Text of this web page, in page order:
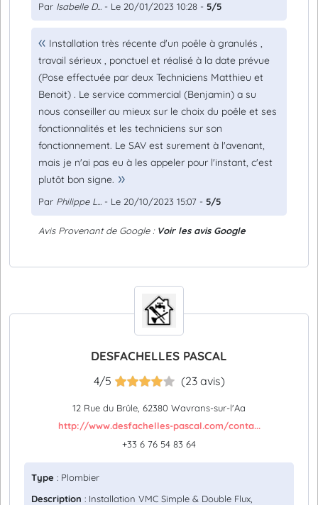
Par Isabelle D... - Le 20/01/2023 10:28 - 5/5
Installation très récente d'un poêle à granulés ,
travail sérieux , ponctuel et réalisé à la date prévue
(Pose effectuée par deux Techniciens Matthieu et
Benoit) . Le service commercial (Benjamin) a su
nous conseiller au mieux sur le choix du poêle et ses
fonctionnalités et les techniciens sur son
fonctionnement. Le SAV est surement à l'avenant,
mais je n'ai pas eu à les appeler pour l'instant, c'est
plutôt bon signe.
Par Philippe L... - Le 20/10/2023 15:07 - 5/5
Avis Provenant de Google : Voir les avis Google
DESFACHELLES PASCAL
4/5 (23 avis)
12 Rue du Brûle, 62380 Wavrans-sur-l'Aa
http://www.desfachelles-pascal.com/conta...
+33 6 76 54 83 64
Type : Plombier
Description : Installation VMC Simple & Double Flux,